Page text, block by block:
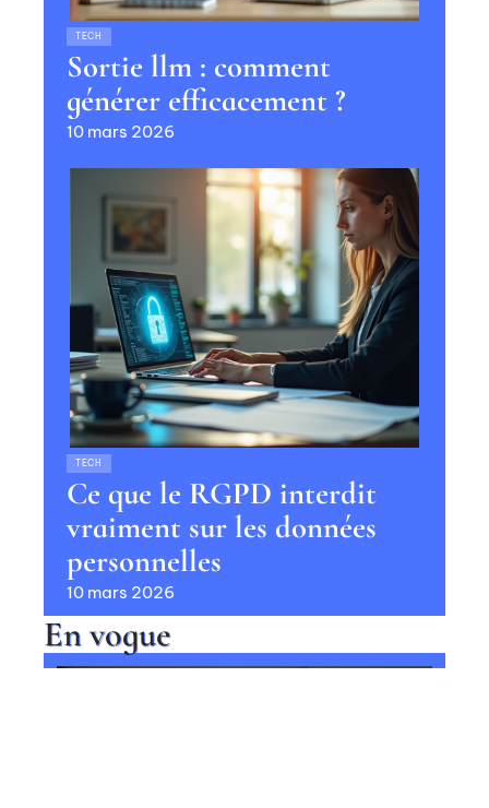
TECH
Sortie llm : comment
générer efficacement ?
10 mars 2026
TECH
Ce que le RGPD interdit
vraiment sur les données
personnelles
10 mars 2026
En vogue